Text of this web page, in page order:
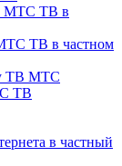
МТС ТВ в
ТВ в частном
ТВ МТС
ТВ
в частный